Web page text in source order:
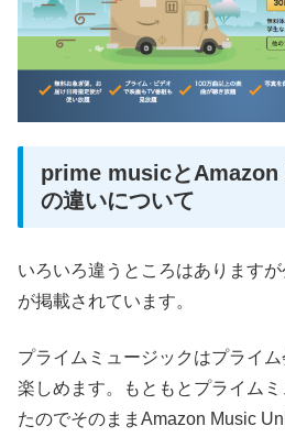
prime musicと
の違いについて
いろいろ違うところはあります
が掲載されています。
プライムミュージックはプライ
楽しめます。もともとプライム
たのでそのままAmazon Music